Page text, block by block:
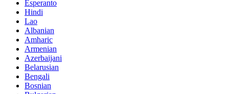
Esperanto
Hindi
Lao
Albanian
Amharic
Armenian
Azerbaijani
Belarusian
Bengali
Bosnian